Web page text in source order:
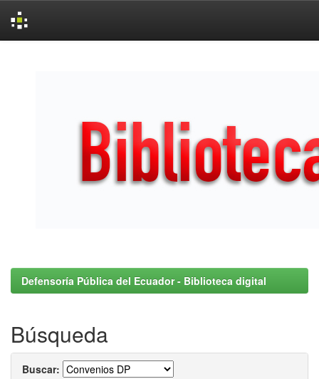
Defensoría Pública del Ecuador - Biblioteca digital
Búsqueda
Buscar: